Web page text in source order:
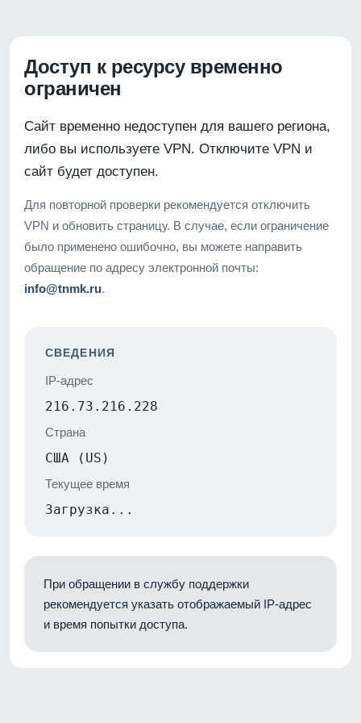
Доступ к ресурсу временно
ограничен
Сайт временно недоступен для вашего региона,
либо вы используете VPN. Отключите VPN и
сайт будет доступен.
Для повторной проверки рекомендуется отключить
VPN и обновить страницу. В случае, если ограничение
было применено ошибочно, вы можете направить
обращение по адресу электронной почты:
info@tnmk.ru.
СВЕДЕНИЯ
IP-адрес
216.73.216.228
Страна
США (US)
Текущее время
Загрузка...
При обращении в службу поддержки
рекомендуется указать отображаемый IP-адрес
и время попытки доступа.